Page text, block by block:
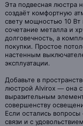
Эта подвесная люстра
создаёт комфортную
свету мощностью 10
сочетание металла и
долговечность, а
покупки. Простое
настенным
эксплуатации.
Добавьте в
люстрой Alvirox — она
выразительным
совершенству
Если остались
связи и с